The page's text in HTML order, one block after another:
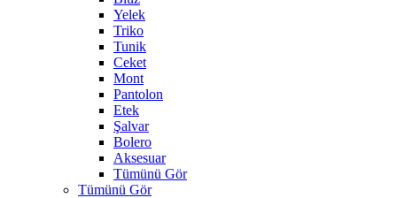
Yelek
Triko
Tunik
Ceket
Mont
Pantolon
Etek
Şalvar
Bolero
Aksesuar
Tümünü Gör
Tümünü Gör